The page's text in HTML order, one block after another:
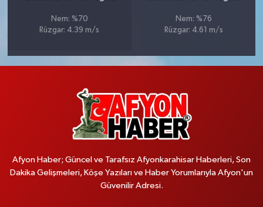
Nem: %70
Rüzgar: 4.39 m/s
Nem: %76
Rüzgar: 4.61 m/s
Afyon Haber; Güncel ve Tarafsız Afyonkarahisar Haberleri, Son
Dakika Gelişmeleri, Köşe Yazıları ve Haber Yorumlarıyla Afyon'un
Güvenilir Adresi.